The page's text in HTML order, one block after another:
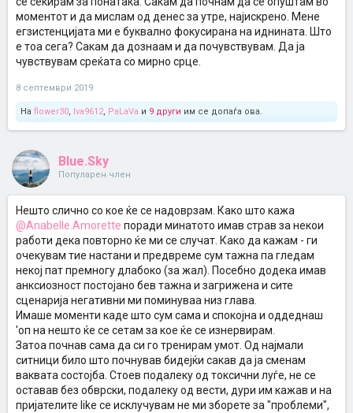
моментот и да мислам од денес за утре, најискрено. Мене
егзистенцијата ми е буквално фокусирана на иднината. Што
е тоа сега? Сакам да дознаам и да почувствувам. Да ја
чувствувам среќата со мирно срце.
8 септември 2019
На flower30, Iva9612, PaLaVa и 9 други им се допаѓа ова.
Blue.Sky
Популарен член
Нешто слично со кое ќе се надоврзам. Како што кажа
@Anabelle.Amorette поради минатото имав страв за некои
работи дека повторно ќе ми се случат. Како да кажам - ги
очекувам тие настани и предвреме сум тажна па гледам
некој пат премногу длабоко (за жал). Посебно додека имав
анксиозност постојано бев тажна и загрижена и сите
сценарија негативни ми поминуваа низ глава.
Имаше моменти каде што сум сама и спокојна и оддеднаш
'оп на нешто ќе се сетам за кое ќе се изнервирам.
Затоа почнав сама да си го тренирам умот. Од најмали
ситници било што почнував бидејќи сакав да ја сменам
ваквата состојба. Стоев подалеку од токсични луѓе, не се
оставав без обврски, подалеку од вести, дури им кажав и на
пријателите like се исклучувам не ми зборете за "проблеми",